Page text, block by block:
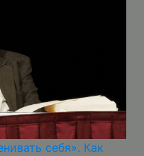
себя». Как